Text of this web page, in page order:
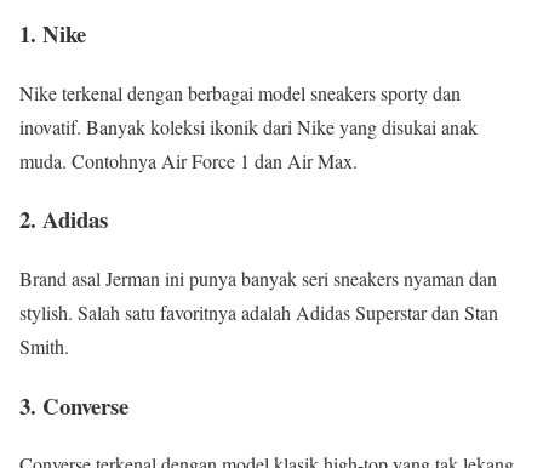
1. Nike
Nike terkenal dengan berbagai model sneakers sporty dan
inovatif. Banyak koleksi ikonik dari Nike yang disukai anak
muda. Contohnya Air Force 1 dan Air Max.
2. Adidas
Brand asal Jerman ini punya banyak seri sneakers nyaman dan
stylish. Salah satu favoritnya adalah Adidas Superstar dan Stan
Smith.
3. Converse